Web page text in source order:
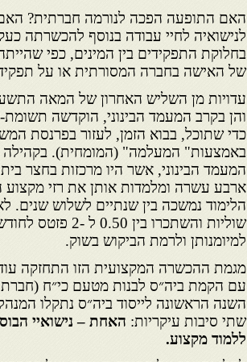
האם התופעה הפכה לנורמה חברתית?
לנישואיה לחיי עבודה בנוסף להכשרתה
בחלוקת התפקידים בין המינים, כפי
של האישה בחברה המסורתית או על
עדויות מן השליש האחרון של המאה
והן בקרב המעמד הבינוני, הוקדשה
כדי שתוכל, בבוא הזמן, לעזור בפרנסת
באמצעות" המעלמה" (המומחית). בקהילה
המעמד הבינוני, אשר היו מרכזות בחצר
ארבע עשרה ומלמדות אותן את רזי
הלימוד נמשכה בין שנתיים לשלוש שנים.
שוליות והשתכרו
למיומנותן ולרמת הביקוש בשוק.
מגמת ההכשרה המקצועית הזו התחזקה
השנה הראשונה לייסוד ביה״ס נתקלו
שתי סיבות עיקריות: האחת – נישואיי
ללמוד מקצוע.